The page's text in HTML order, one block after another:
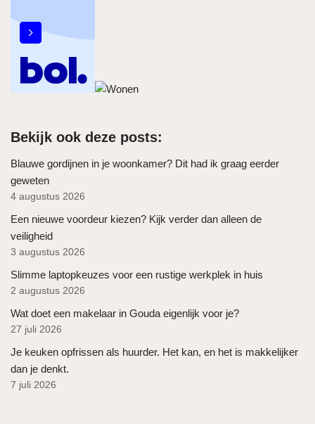
Bekijk ook deze posts:
Blauwe gordijnen in je woonkamer? Dit had ik graag eerder
geweten
4 augustus 2026
Een nieuwe voordeur kiezen? Kijk verder dan alleen de
veiligheid
3 augustus 2026
Slimme laptopkeuzes voor een rustige werkplek in huis
2 augustus 2026
Wat doet een makelaar in Gouda eigenlijk voor je?
27 juli 2026
Je keuken opfrissen als huurder. Het kan, en het is makkelijker
dan je denkt.
7 juli 2026